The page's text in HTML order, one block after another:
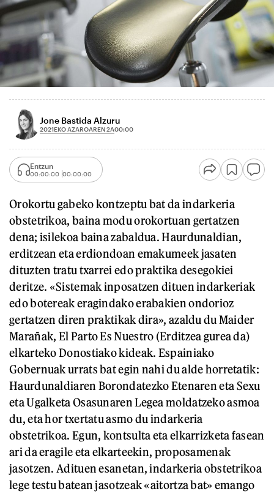
Jone Bastida Alzuru
2021EKO AZAROAREN 2A00:00
Entzun
00:00:00 00:00:00
Orokortu gabeko kontzeptu bat da indarkeria
obstetrikoa, baina modu orokortuan gertatzen
dena; isilekoa baina zabaldua. Haurdunaldian,
erditzean eta erdiondoan emakumeek jasaten
dituzten tratu txarrei edo praktika desegokiei
deritze. «Sistemak inposatzen dituen indarkeriak
edo botereak eragindako erabakien ondorioz
gertatzen diren praktikak dira», azaldu du Maider
Marañak, El Parto Es Nuestro (Erditzea gurea da)
elkarteko Donostiako kideak. Espainiako
Gobernuak urrats bat egin nahi du alde horretatik:
Haurdunaldiaren Borondatezko Etenaren eta Sexu
eta Ugalketa Osasunaren Legea moldatzeko asmoa
du, eta hor txertatu asmo du indarkeria
obstetrikoa. Egun, kontsulta eta elkarrizketa fasean
ari da eragile eta elkarteekin, proposamenak
jasotzen. Adituen esanetan, indarkeria obstetrikoa
lege testu batean jasotzeak «aitortza bat» emango